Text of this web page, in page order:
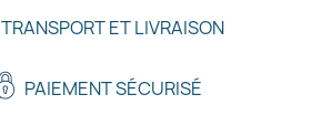
TRANSPORT ET LIVRAISON
PAIEMENT SÉCURISÉ